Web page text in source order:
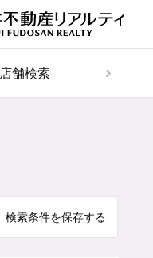
店舗検索
検索条件を保存する